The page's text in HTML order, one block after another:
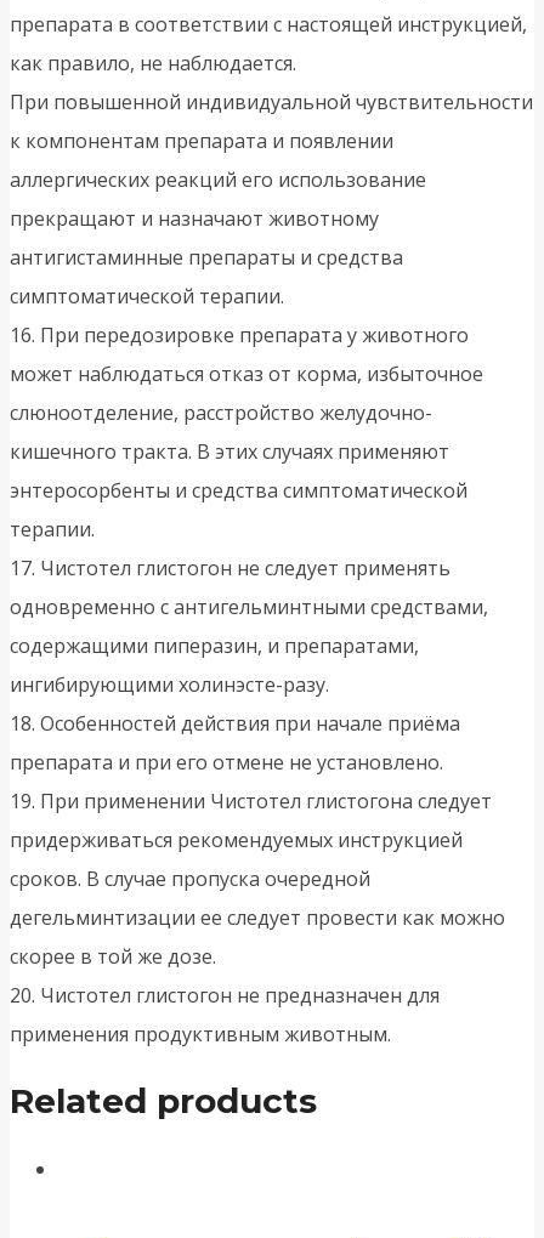
препарата в соответствии с настоящей инструкцией,
как правило, не наблюдается.
При повышенной индивидуальной чувствительности
к компонентам препарата и появлении
аллергических реакций его использование
прекращают и назначают животному
антигистаминные препараты и средства
симптоматической терапии.
16. При передозировке препарата у животного
может наблюдаться отказ от корма, избыточное
слюноотделение, расстройство желудочно-
кишечного тракта. В этих случаях применяют
энтеросорбенты и средства симптоматической
терапии.
17. Чистотел глистогон не следует применять
одновременно с антигельминтными средствами,
содержащими пиперазин, и препаратами,
ингибирующими холинэсте-разу.
18. Особенностей действия при начале приёма
препарата и при его отмене не установлено.
19. При применении Чистотел глистогона следует
придерживаться рекомендуемых инструкцией
сроков. В случае пропуска очередной
дегельминтизации ее следует провести как можно
скорее в той же дозе.
20. Чистотел глистогон не предназначен для
применения продуктивным животным.
Related products